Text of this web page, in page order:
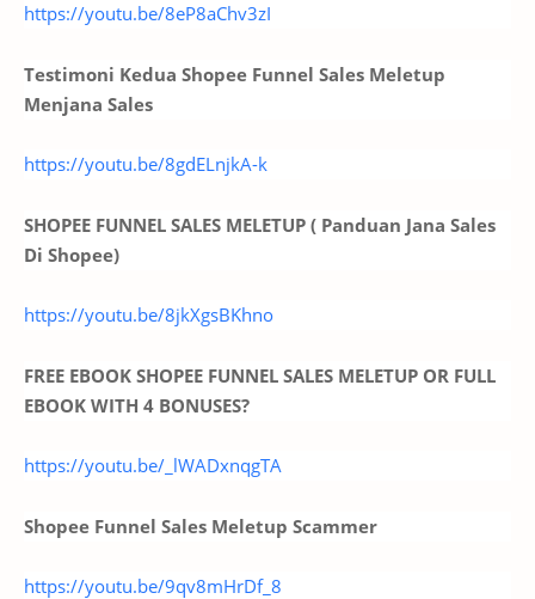
https://youtu.be/8eP8aChv3zI
Testimoni Kedua Shopee Funnel Sales Meletup
Menjana Sales
https://youtu.be/8gdELnjkA-k
SHOPEE FUNNEL SALES MELETUP ( Panduan Jana Sales
Di Shopee)
https://youtu.be/8jkXgsBKhno
FREE EBOOK SHOPEE FUNNEL SALES MELETUP OR FULL
EBOOK WITH 4 BONUSES?
https://youtu.be/_lWADxnqgTA
Shopee Funnel Sales Meletup Scammer
https://youtu.be/9qv8mHrDf_8